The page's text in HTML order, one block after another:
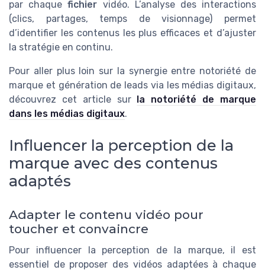
par chaquefichier vidéo. L’analyse des interactions
(clics, partages, temps de visionnage) permet
d’identifier les contenus les plus efficaces et d’ajuster
la stratégie en continu.
Pour aller plus loin sur la synergie entre notoriété de
marque et génération de leads via les médias digitaux,
découvrez cet article sur
la notoriété de marque
dans les médias digitaux.
Influencer la perception de la
marque avec des contenus
adaptés
Adapter le contenu vidéo pour
toucher et convaincre
Pour influencer la perception de la marque, il est
essentiel de proposer des vidéos adaptées à chaque